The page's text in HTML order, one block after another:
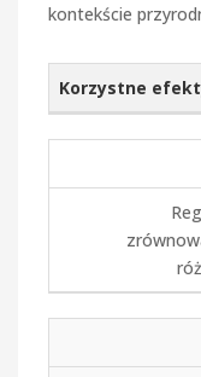
kontekście
Korzystne